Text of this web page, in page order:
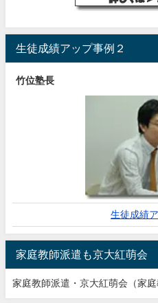
生徒成績アップ事例２
竹位塾長
生徒成績
家庭教師派遣も京大紅萌会
家庭教師派遣・京大紅萌会（家